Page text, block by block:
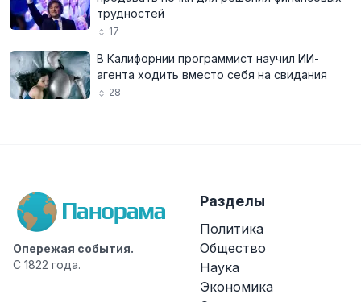
трудностей
17
В Калифорнии программист научил ИИ-
агента ходить вместо себя на свидания
28
Опережая события.
С 1822 года.
Разделы
Политика
Общество
Наука
Экономика